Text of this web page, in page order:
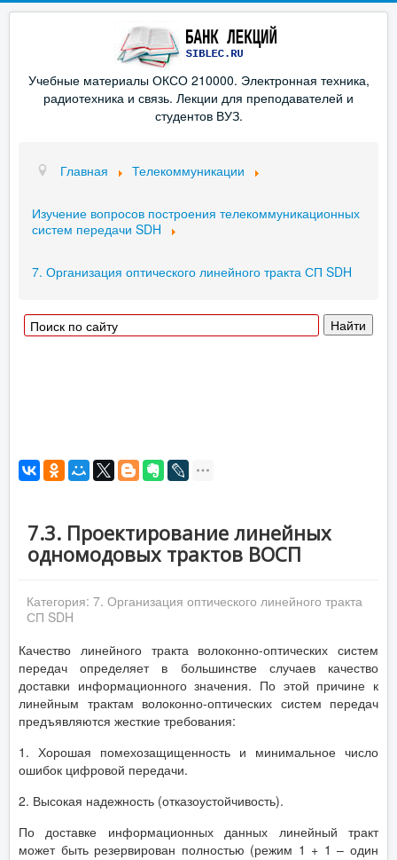
Учебные материалы ОКСО 210000. Электронная техника,
радиотехника и связь. Лекции для преподавателей и
студентов ВУЗ.
Главная Телекоммуникации
Изучение вопросов построения телекоммуникационных
систем передачи SDH
7. Организация оптического линейного тракта СП SDH
7.3. Проектирование линейных
одномодовых трактов ВОСП
Категория: 7. Организация оптического линейного тракта
СП SDH
Качество линейного тракта волоконно-оптических систем
передач определяет в большинстве случаев качество
доставки информационного значения. По этой причине к
линейным трактам волоконно-оптических систем передач
предъявляются жесткие требования:
1. Хорошая помехозащищенность и минимальное число
ошибок цифровой передачи.
2. Высокая надежность (отказоустойчивость).
По доставке информационных данных линейный тракт
может быть резервирован полностью (режим 1 + 1 – один